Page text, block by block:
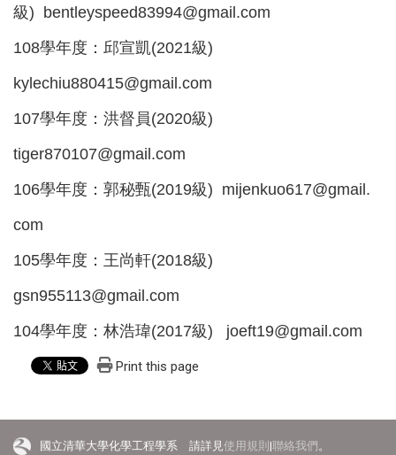
級) bentleyspeed83994@gmail.com
108學年度：邱宣凱(2021級)
kylechiu880415@gmail.com
107學年度：洪督員(2020級)
tiger870107@gmail.com
106學年度：郭秘甄(2019級) mijenkuo617@gmail.
com
105學年度：王尚軒(2018級)
gsn955113@gmail.com
104學年度：林浩瑋(2017級) joeft19@gmail.com
Print this page
國立清華大學化學工程學系 請詳見 使用規則 |聯絡我們 。